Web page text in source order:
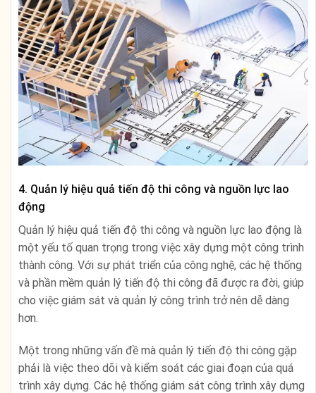
4. Quản lý hiệu quả tiến độ thi công và nguồn lực lao
động
Quản lý hiệu quả tiến độ thi công và nguồn lực lao động là
một yếu tố quan trọng trong việc xây dựng một công trình
thành công. Với sự phát triển của công nghệ, các hệ thống
và phần mềm quản lý tiến độ thi công đã được ra đời, giúp
cho việc giám sát và quản lý công trình trở nên dễ dàng
hơn.
Một trong những vấn đề mà quản lý tiến độ thi công gặp
phải là việc theo dõi và kiểm soát các giai đoạn của quá
trình xây dựng. Các hệ thống giám sát công trình xây dựng